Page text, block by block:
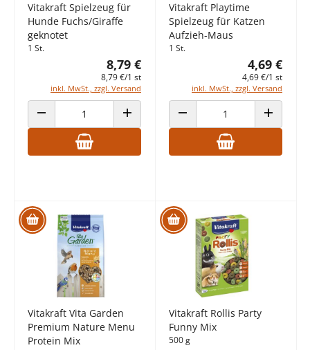
Vitakraft Spielzeug für
Hunde Fuchs/Giraffe
geknotet
1 St.
8,79 €
8,79 €/1 st
inkl. MwSt., zzgl. Versand
ANZAHL VERRINGERN ANZAHL ERHÖHEN
Vitakraft Playtime
Spielzeug für Katzen
Aufzieh-Maus
1 St.
4,69 €
4,69 €/1 st
inkl. MwSt., zzgl. Versand
ANZAHL VERRINGERN ANZAHL
Vitakraft Vita Garden
Premium Nature Menu
Protein Mix
Vitakraft Rollis Party
Funny Mix
500 g